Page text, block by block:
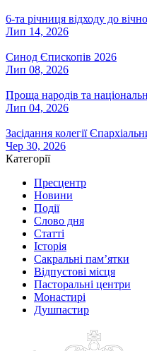
6-та річниця відходу до
Лип 14, 2026
Синод Єпископів 2026
Лип 08, 2026
Проща народів та
Лип 04, 2026
Засідання колегії
Чер 30, 2026
Категорії
Пресцентр
Новини
Події
Слово дня
Статті
Історія
Сакральні пам’ятки
Відпустові місця
Пасторальні центри
Монастирі
Душпастир